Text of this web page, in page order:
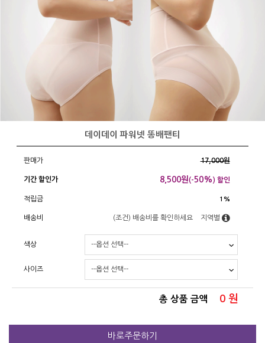
데이데이 파워넷 똥배팬티
판매가 17,000원
기간 할인가 8,500원(-50%) 할인
적립금 1%
배송비 (조건) 배송비를 확인하세요 지역별
색상
사이즈
총 상품 금액 0 원
바로주문하기